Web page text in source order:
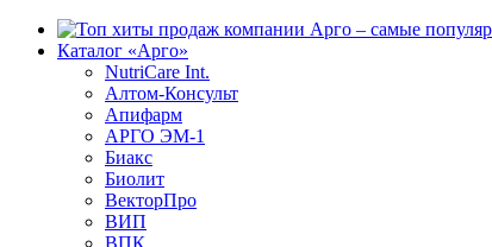
Каталог «Арго»
NutriCare Int.
Алтом-Консульт
Апифарм
АРГО ЭМ-1
Биакс
Биолит
ВекторПро
ВИП
ВПК